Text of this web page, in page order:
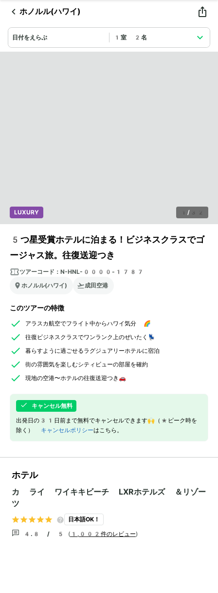
ホノルル(ハワイ)
日付をえらぶ 1室 2名
1 / 32
LUXURY
5つ星受賞ホテルに泊まる！ビジネスクラスでゴ
ージャス旅。往復送迎つき
ツアーコード： N-HNL-0000-1787
ホノルル(ハワイ)
成田空港
このツアーの特徴
アラスカ航空でフライト中からハワイ気分 🌈
往復ビジネスクラスでワンランク上のぜいたく💺
暮らすように過ごせるラグジュアリーホテルに宿泊
街の雰囲気を楽しむシティビューの部屋を確約
現地の空港〜ホテルの往復送迎つき🚗
キャンセル無料
出発日の31日前まで無料でキャンセルできます🙌（*ピーク時を
除く） キャンセルポリシーはこちら。
ホテル
カ ライ ワイキキビーチ LXRホテルズ ＆リゾー
ツ
日本語OK！
4.8 / 5 ( 1,002件のレビュー)